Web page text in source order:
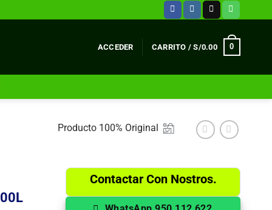
ACCEDER CARRITO /S/0.00 0
Producto 100% Original
Contactar Con Nostros.